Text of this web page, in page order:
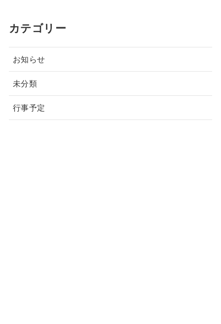
カテゴリー
お知らせ
未分類
行事予定